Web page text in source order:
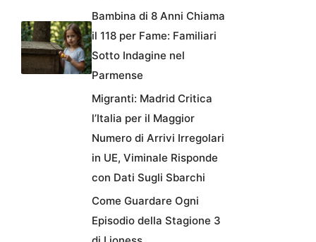
Bambina di 8 Anni Chiama
il 118 per Fame: Familiari
Sotto Indagine nel
Parmense
Migranti: Madrid Critica
l’Italia per il Maggior
Numero di Arrivi Irregolari
in UE, Viminale Risponde
con Dati Sugli Sbarchi
Come Guardare Ogni
Episodio della Stagione 3